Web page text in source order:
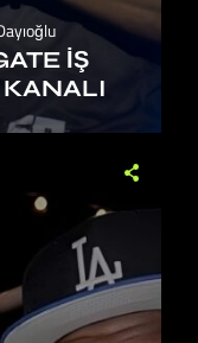
İŞ
KANALI